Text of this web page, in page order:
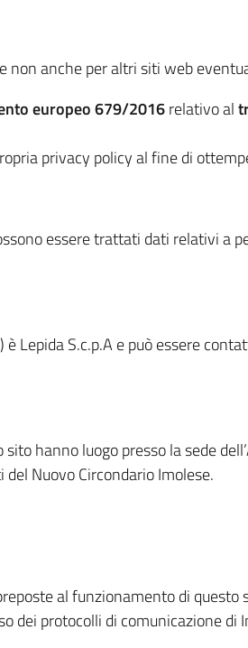
non anche per altri siti web
europeo 679/2016relativo al
privacy policy al fine di
essere trattati dati relativi
Lepida S.c.p.A e può essere
hanno luogo presso la sede
Nuovo Circondario Imolese.
al funzionamento di
dei protocolli di comunicazione di